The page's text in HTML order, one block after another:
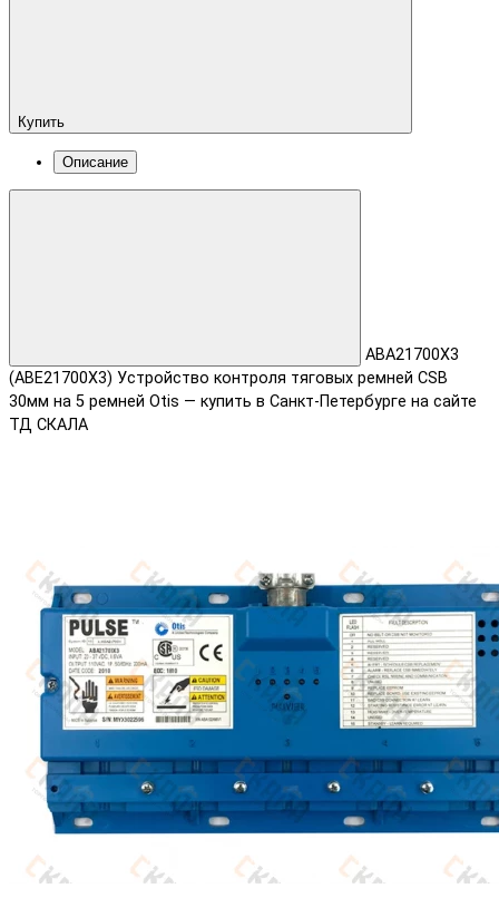
Купить
Описание
ABA21700X3
(ABE21700X3) Устройство контроля тяговых ремней CSB
30мм на 5 ремней Otis — купить в Санкт-Петербурге на сайте
ТД СКАЛА